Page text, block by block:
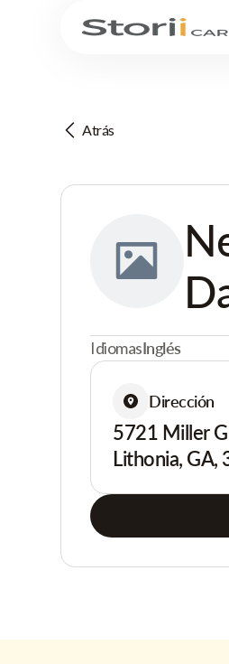
Atrás
IdiomasInglés
Dirección
5721 Miller
Lithonia, GA,